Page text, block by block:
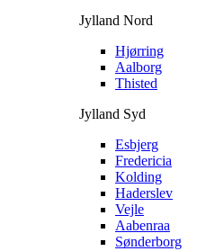
Jylland Nord
Hjørring
Aalborg
Thisted
Jylland Syd
Esbjerg
Fredericia
Kolding
Haderslev
Vejle
Aabenraa
Sønderborg